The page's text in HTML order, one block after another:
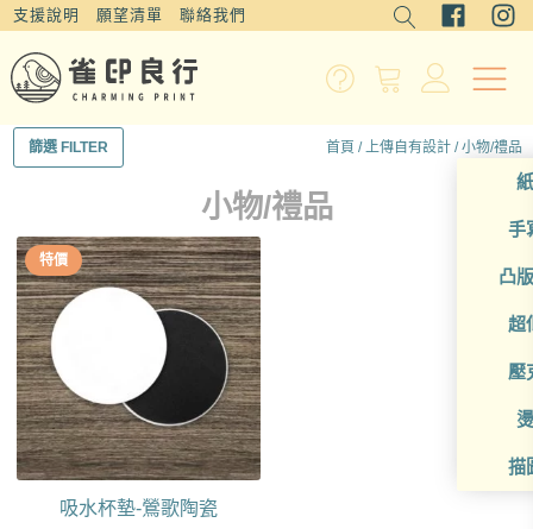
支援說明 願望清單 聯絡我們
手
凸
超
壓
描
篩選 FILTER 首頁 / 上傳自有設計 / 小物/禮品
小物/禮品
特價
吸水杯墊-鶯歌陶瓷